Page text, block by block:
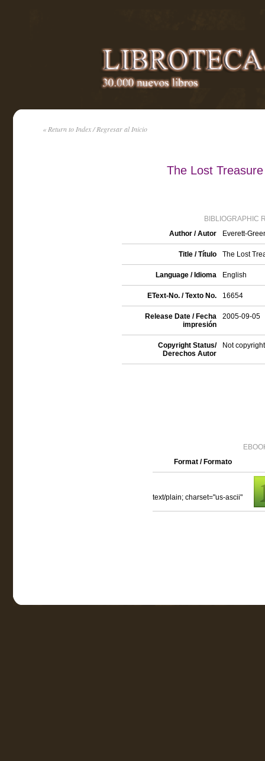
« Return to Index / Regresar al Inicio
The Lost
BIBLIOGRAPHIC
Author / Autor
Everett-
Title / Título The Lost
Language / Idioma English
EText-No. / Texto No. 16654
Release Date / Fecha
impresión
2005-09-05
Copyright Status/
Derechos Autor
Not
Format / Formato
text/plain; charset="us-ascii"